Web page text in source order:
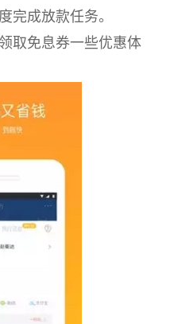
完成放款任务。
取免息券一些优惠体